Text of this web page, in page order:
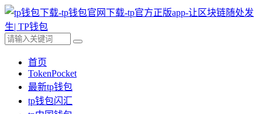
首页
TokenPocket
最新tp钱包
tp钱包闪汇